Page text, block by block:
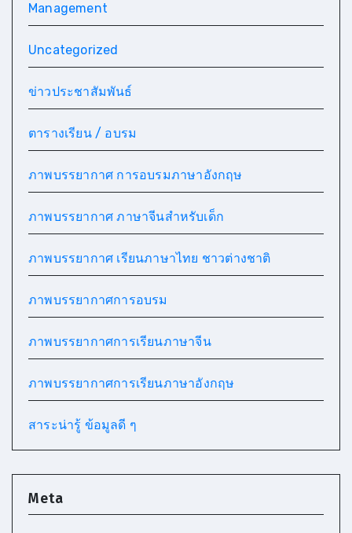
Management
Uncategorized
ข่าวประชาสัมพันธ์
ตารางเรียน / อบรม
ภาพบรรยากาศ การอบรมภาษาอังกฤษ
ภาพบรรยากาศ ภาษาจีนสำหรับเด็ก
ภาพบรรยากาศ เรียนภาษาไทย ชาวต่างชาติ
ภาพบรรยากาศการอบรม
ภาพบรรยากาศการเรียนภาษาจีน
ภาพบรรยากาศการเรียนภาษาอังกฤษ
สาระน่ารู้ ข้อมูลดี ๆ
Meta